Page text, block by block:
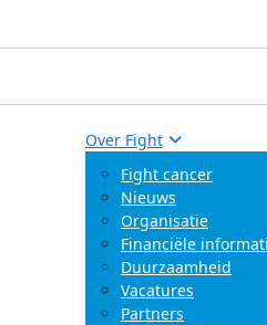
Over Fight
Fight cancer
Nieuws
Organisatie
Financiële
Duurzaamheid
Vacatures
Partners